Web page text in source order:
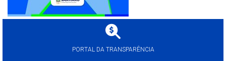
PORTAL DA TRANSPARÊNCIA